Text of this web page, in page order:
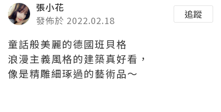
張小花
發佈於 2022.02.18
追蹤
童話般美麗的德國班貝格
浪漫主義風格的建築真好看，
像是精雕細琢過的藝術品～ ​​​